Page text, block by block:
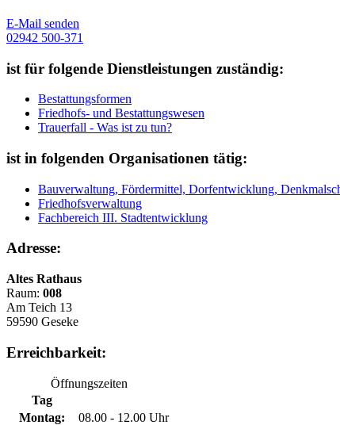
E-Mail senden
02942 500-371
ist für folgende Dienstleistungen zuständig:
Bestattungsformen
Friedhofs- und Bestattungswesen
Trauerfall - Was ist zu tun?
ist in folgenden Organisationen tätig:
Bauverwaltung, Fördermittel, Dorfentwicklung,
Friedhofsverwaltung
Fachbereich III. Stadtentwicklung
Adresse:
Altes Rathaus
Raum: 008
Am Teich 13
59590 Geseke
Erreichbarkeit:
Öffnungszeiten
Tag
Montag:
08.00 - 12.00 Uhr